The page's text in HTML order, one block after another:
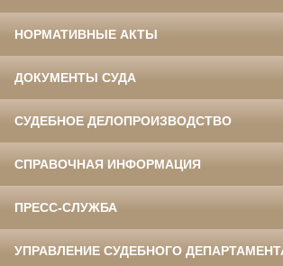
НОРМАТИВНЫЕ АКТЫ
ДОКУМЕНТЫ СУДА
СУДЕБНОЕ ДЕЛОПРОИЗВОДСТВО
СПРАВОЧНАЯ ИНФОРМАЦИЯ
ПРЕСС-СЛУЖБА
УПРАВЛЕНИЕ СУДЕБНОГО